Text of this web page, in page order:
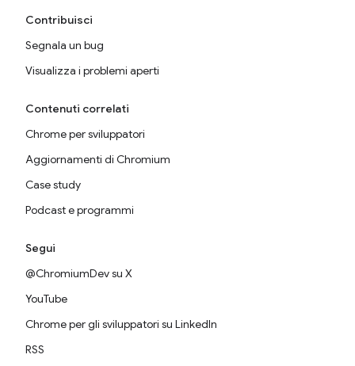
Contribuisci
Segnala un bug
Visualizza i problemi aperti
Contenuti correlati
Chrome per sviluppatori
Aggiornamenti di Chromium
Case study
Podcast e programmi
Segui
@ChromiumDev su X
YouTube
Chrome per gli sviluppatori su LinkedIn
RSS